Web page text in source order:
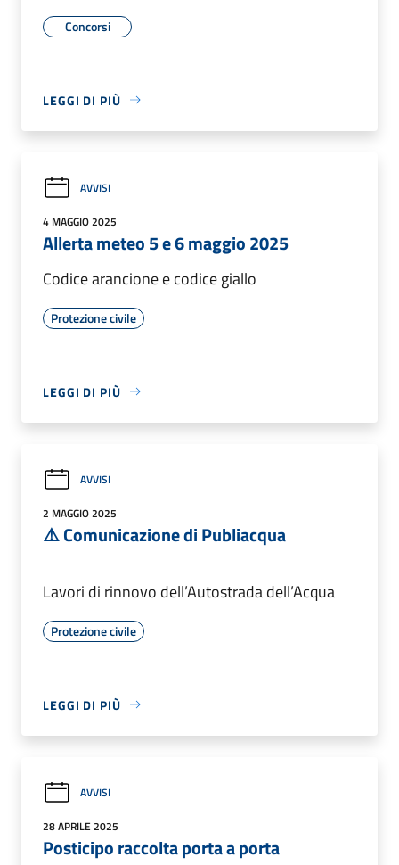
Concorsi
LEGGI DI PIÙ
AVVISI
4 MAGGIO 2025
Allerta meteo 5 e 6 maggio 2025
Codice arancione e codice giallo
Protezione civile
LEGGI DI PIÙ
AVVISI
2 MAGGIO 2025
⚠️ Comunicazione di Publiacqua
Lavori di rinnovo dell’Autostrada dell’Acqua
Protezione civile
LEGGI DI PIÙ
AVVISI
28 APRILE 2025
Posticipo raccolta porta a porta